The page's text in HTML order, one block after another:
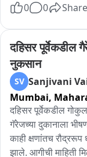
0 0 Share
दहिसर पूर्वेकडील
नुकसान
SV Sanjivani
Mumbai,
दहिसर पूर्वेकडील
गॅरेजच्या दुकानाला
काही क्षणांतच
झाले. आगीची माहिती